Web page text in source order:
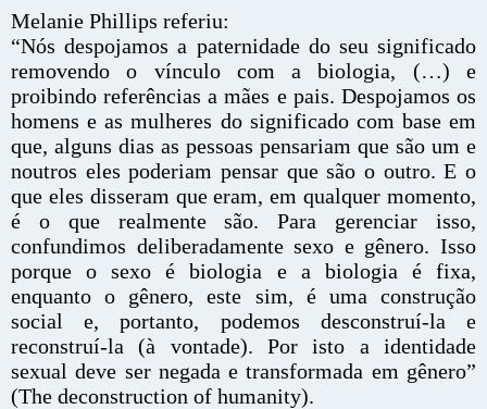
Melanie Phillips referiu:
“Nós despojamos a paternidade do seu significado
removendo o vínculo com a biologia, (…) e
proibindo referências a mães e pais. Despojamos os
homens e as mulheres do significado com base em
que, alguns dias as pessoas pensariam que são um e
noutros eles poderiam pensar que são o outro. E o
que eles disseram que eram, em qualquer momento,
é o que realmente são. Para gerenciar isso,
confundimos deliberadamente sexo e gênero. Isso
porque o sexo é biologia e a biologia é fixa,
enquanto o gênero, este sim, é uma construção
social e, portanto, podemos desconstruí-la e
reconstruí-la (à vontade). Por isto a identidade
sexual deve ser negada e transformada em gênero”
(The deconstruction of humanity).